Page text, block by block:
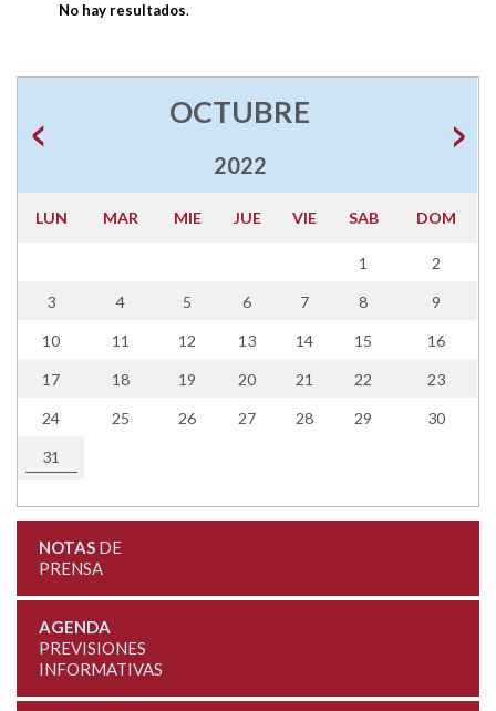
No hay resultados.
OCTUBRE
2022
LUN MAR MIE JUE VIE SAB DOM
1 2
3 4 5 6 7 8 9
10 11 12 13 14 15 16
17 18 19 20 21 22 23
24 25 26 27 28 29 30
31
NOTASDE
PRENSA
AGENDA
PREVISIONES
INFORMATIVAS